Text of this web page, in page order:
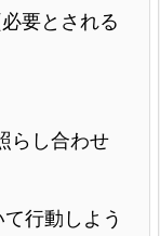
要とされる
らし合わせ
行動しよう